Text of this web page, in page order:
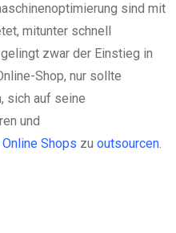
sind mit
mitunter schnell
zwar der Einstieg in
Shop, nur sollte
sich auf seine
und
Shops zu outsourcen.